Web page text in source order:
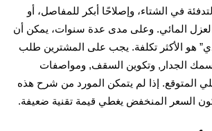
في الشتاء، وإصلاحًا أبكر للمفاصل، أو
المائي. وعلى مدى عدة سنوات، يمكن أن
هو الأكثر تكلفة. يجب على المشترين طلب
الجدار, وتكوين السقف, ومواصفات
المتوقع. إذا لم يتمكن المورد من شرح هذه
السعر المنخفض يغطي قيمة تقنية ضعيفة.